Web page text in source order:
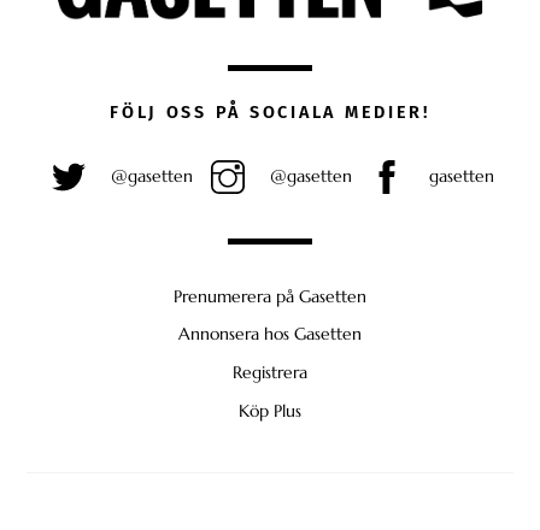
FÖLJ OSS PÅ SOCIALA MEDIER!
@gasetten @gasetten gasetten
Prenumerera på Gasetten
Annonsera hos Gasetten
Registrera
Köp Plus